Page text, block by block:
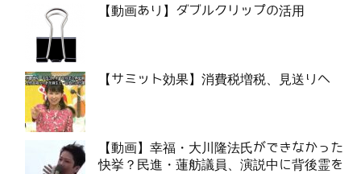
【動画あり】ダブルクリップの活用
【サミット効果】消費税増税、見送りへ
【動画】幸福・大川隆法氏ができなかった
快挙？民進・蓮舫議員、演説中に背後霊を